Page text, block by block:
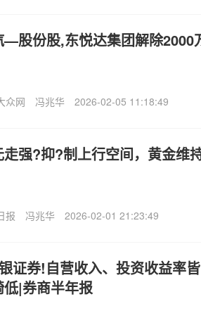
—股份股,东悦达集团解除2000
众网 冯兆华 2026-02-05 11:18:49
走强?抑?制上行空间，黄金维
报 冯兆华 2026-02-01 21:23:49
证券!自营收入、投资收益率
低|券商半年报